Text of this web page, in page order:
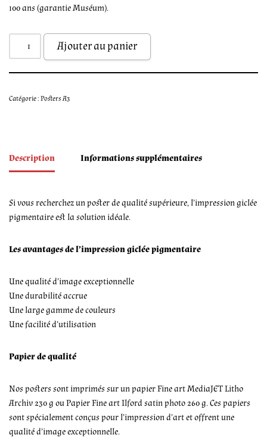
100 ans (garantie Muséum).
Ajouter au panier
Catégorie :Posters A3
Description Informations supplémentaires
Si vous recherchez un poster de qualité supérieure, l’impression giclée
pigmentaire est la solution idéale.
Les avantages de l’impression giclée pigmentaire
Une qualité d’image exceptionnelle
Une durabilité accrue
Une large gamme de couleurs
Une facilité d’utilisation
Papier de qualité
Nos posters sont imprimés sur un papier Fine art MediaJET Litho
Archiv 230 g ou Papier Fine art Ilford satin photo 260 g. Ces papiers
sont spécialement conçus pour l’impression d’art et offrent une
qualité d’image exceptionnelle.